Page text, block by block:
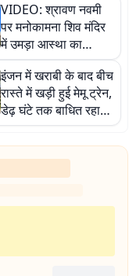
VIDEO: श्रावण नवमी
पर मनोकामना शिव मंदिर
में उमड़ा आस्था का
सैलाब, हर-हर महादेव के
जयघोष से गूंजा परिसर
इंजन में खराबी के बाद बीच
रास्ते में खड़ी हुई मेमू ट्रेन,
डेढ़ घंटे तक बाधित रहा
आवागमन